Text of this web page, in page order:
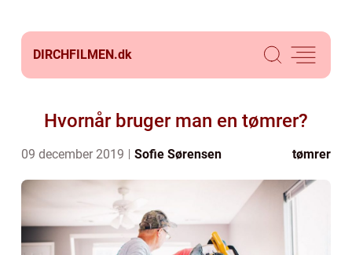
DIRCHFILMEN.dk
Hvornår bruger man en tømrer?
09 december 2019 Sofie Sørensen tømrer